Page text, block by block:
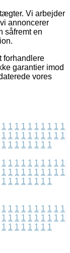
Vi arbejder
annoncerer
såfremt en
forhandlere
garantier imod
vores
1 1 1 1 1 1 1 1 1 1
1 1 1 1 1 1 1 1 1 1
1 1 1 1 1 1 1 1
1 1 1 1 1 1 1 1 1 1
1 1 1 1 1 1 1 1 1 1
1 1 1 1 1 1 1 1
1 1 1 1 1 1 1 1 1 1
1 1 1 1 1 1 1 1 1 1
1 1 1 1 1 1 1 1